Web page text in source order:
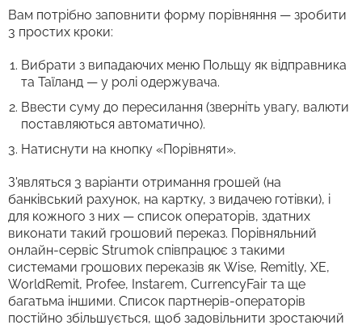
Вам потрібно заповнити форму порівняння — зробити
3 простих кроки:
Вибрати з випадаючих меню Польщу як відправника
та Таїланд — у ролі одержувача.
Ввести суму до пересилання (зверніть увагу, валюти
поставляються автоматично).
Натиснути на кнопку «Порівняти».
З'являться 3 варіанти отримання грошей (на
банківський рахунок, на картку, з видачею готівки), і
для кожного з них — список операторів, здатних
виконати такий грошовий переказ. Порівняльний
онлайн-сервіс Strumok співпрацює з такими
системами грошових переказів як Wise, Remitly, XE,
WorldRemit, Profee, Instarem, CurrencyFair та ще
багатьма іншими. Список партнерів-операторів
постійно збільшується, щоб задовільнити зростаючий